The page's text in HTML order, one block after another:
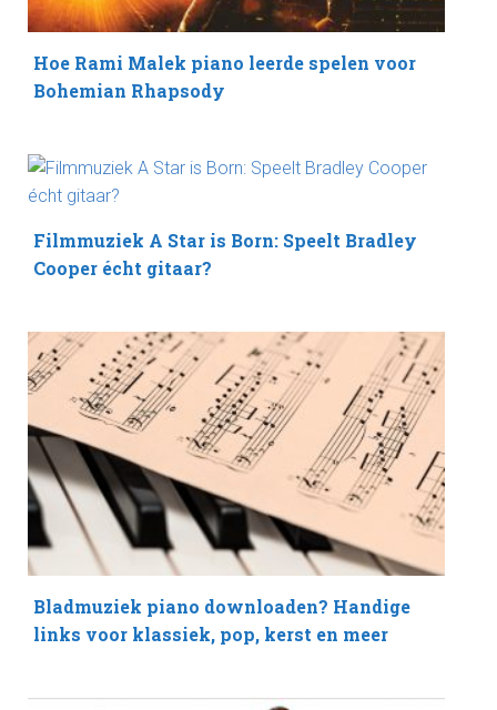
Hoe Rami Malek piano leerde spelen voor
Bohemian Rhapsody
Filmmuziek A Star is Born: Speelt Bradley
Cooper écht gitaar?
Bladmuziek piano downloaden? Handige
links voor klassiek, pop, kerst en meer